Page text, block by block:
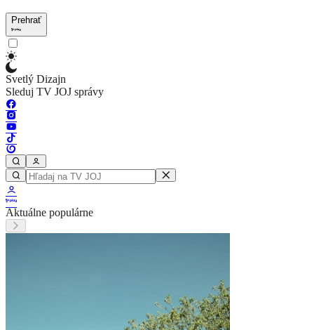
Prehrať
Svetlý Dizajn
Sleduj TV JOJ správy
Aktuálne populárne